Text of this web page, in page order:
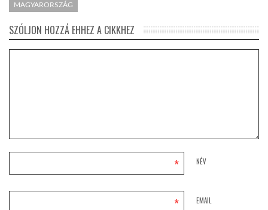
MAGYARORSZÁG
SZÓLJON HOZZÁ EHHEZ A CIKKHEZ
NÉV
*
EMAIL
*